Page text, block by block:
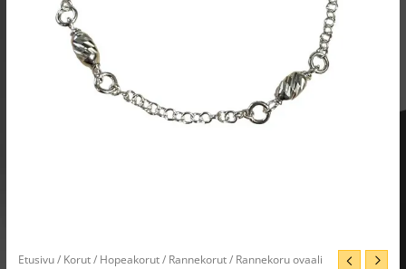
Etusivu/ Korut/ Hopeakorut/ Rannekorut/ Rannekoru ovaali